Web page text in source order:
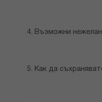
Възможни
Как да